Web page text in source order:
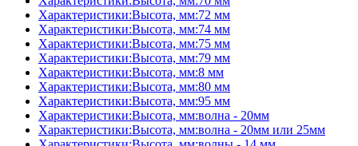
Характеристики:Высота, мм:72 мм
Характеристики:Высота, мм:74 мм
Характеристики:Высота, мм:75 мм
Характеристики:Высота, мм:79 мм
Характеристики:Высота, мм:8 мм
Характеристики:Высота, мм:80 мм
Характеристики:Высота, мм:95 мм
Характеристики:Высота, мм:волна - 20мм
Характеристики:Высота, мм:волна - 20мм или 25мм